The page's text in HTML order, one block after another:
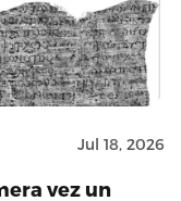
Jul 18, 2026
vez un